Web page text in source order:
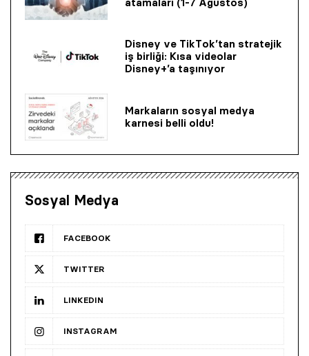
Disney ve TikTok’tan stratejik
iş birliği: Kısa videolar
Disney+’a taşınıyor
Markaların sosyal medya
karnesi belli oldu!
Sosyal Medya
FACEBOOK
TWITTER
LINKEDIN
INSTAGRAM